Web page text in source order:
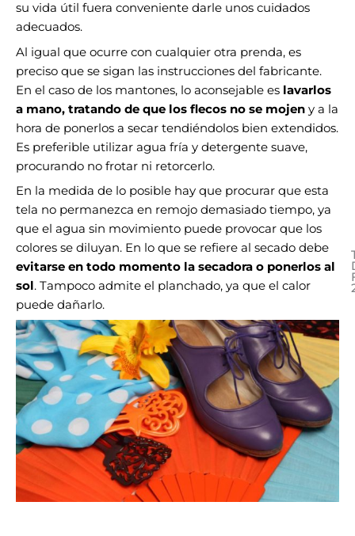
su vida útil fuera conveniente darle unos cuidados
adecuados.
Al igual que ocurre con cualquier otra prenda, es
preciso que se sigan las instrucciones del fabricante.
En el caso de los mantones, lo aconsejable es lavarlos
a mano, tratando de que los flecos no se mojen y a la
hora de ponerlos a secar tendiéndolos bien extendidos.
Es preferible utilizar agua fría y detergente suave,
procurando no frotar ni retorcerlo.
En la medida de lo posible hay que procurar que esta
tela no permanezca en remojo demasiado tiempo, ya
que el agua sin movimiento puede provocar que los
colores se diluyan. En lo que se refiere al secado debe
evitarse en todo momento la secadora o ponerlos al
sol. Tampoco admite el planchado, ya que el calor
puede dañarlo.